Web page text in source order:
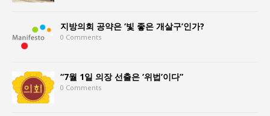
지방의회 공약은 ‘빛 좋은 개살구’인가?
0 Comments
“7월 1일 의장 선출은 ‘위법’이다”
0 Comments